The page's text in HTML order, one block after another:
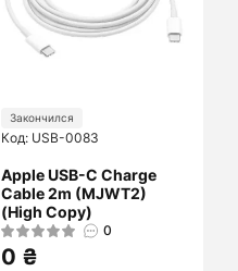
Закончился
Код: USB-0083
Apple USB-C Charge
Cable 2m (MJWT2)
(High Copy)
0
0 ₴